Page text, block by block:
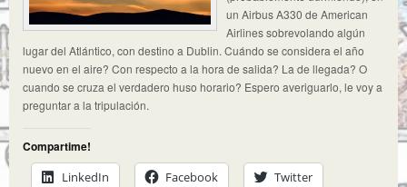
un Airbus A330 de American
Airlines sobrevolando algún
lugar del Atlántico, con destino a Dublin. Cuándo se considera el año
nuevo en el aire? Con respecto a la hora de salida? La de llegada? O
cuando se cruza el verdadero huso horario? Espero averiguarlo, le voy a
preguntar a la tripulación.
Compartime!
LinkedIn
Facebook Twitter